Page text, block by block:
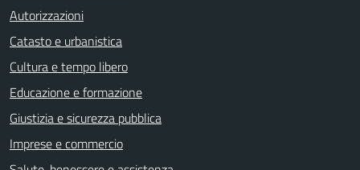
Autorizzazioni
Catasto e urbanistica
Cultura e tempo libero
Educazione e formazione
Giustizia e sicurezza pubblica
Imprese e commercio